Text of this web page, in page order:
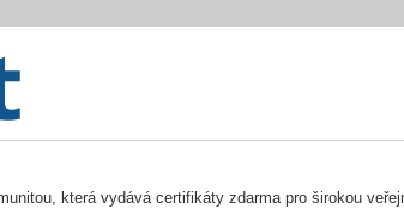
která vydává certifikáty zdarma pro širokou